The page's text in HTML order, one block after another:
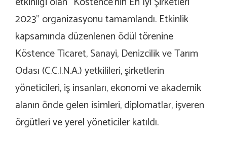
2023” organizasyonu tamamlandı. Etkinlik
kapsamında düzenlenen ödül törenine
Köstence Ticaret, Sanayi, Denizcilik ve Tarım
Odası (C.C.I.N.A.) yetkilileri, şirketlerin
yöneticileri, iş insanları, ekonomi ve akademik
alanın önde gelen isimleri, diplomatlar, işveren
örgütleri ve yerel yöneticiler katıldı.